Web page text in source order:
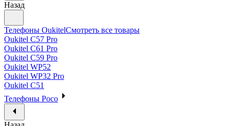
Назад
Телефоны OukitelСмотреть все товары
Oukitel C57 Pro
Oukitel C61 Pro
Oukitel C59 Pro
Oukitel WP52
Oukitel WP32 Pro
Oukitel C51
Телефоны Poco